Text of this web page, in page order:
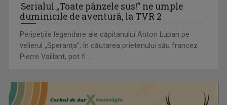
la TVR 1
Serialul „Toate pânzele sus!” ne umple
duminicile de aventură, la TVR 2
Peripeţiile legendare ale căpitanului Anton Lupan pe
velierul „Speranţa”, în căutarea prietenului său francez
Pierre Vaillant, pot fi ...